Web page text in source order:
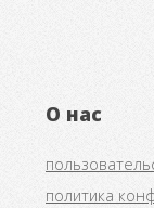
О нас
политика